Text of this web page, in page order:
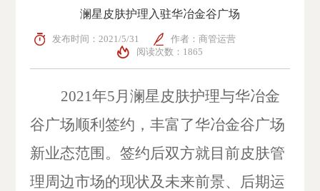
澜星皮肤护理入驻华冶金谷广场
发布时间：2021/5/31
作者：商管运营
阅读次数：1865
2021年5月澜星皮肤护理与华冶金
谷广场顺利签约，丰富了华冶金谷广场
新业态范围。签约后双方就目前皮肤管
理周边市场的现状及未来前景、后期运